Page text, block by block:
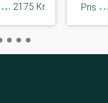
2175 Kr. Pris